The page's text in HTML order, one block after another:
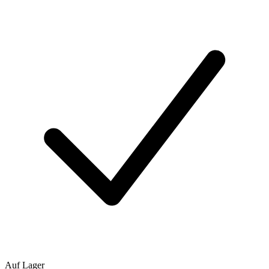
Auf Lager